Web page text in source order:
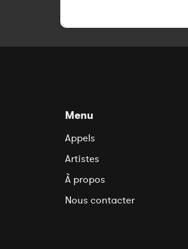
Menu
Appels
Artistes
À propos
Nous contacter